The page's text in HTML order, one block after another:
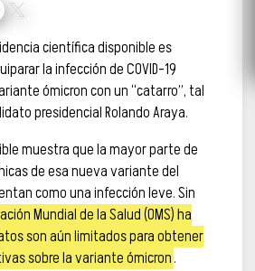
científica disponible es
la infección de COVID-19
ómicron con un “catarro”, tal
presidencial Rolando Araya.
muestra que la mayor parte de
de esa nueva variante del
como una infección leve. Sin
Mundial de la Salud (OMS) ha
son aún limitados para obtener
sobre la variante ómicron.